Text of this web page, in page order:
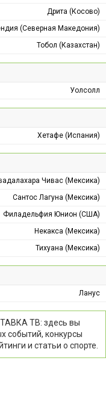
Дрита (Косово)
(Северная Македония)
Тобол (Казахстан)
Уолсолл
Хетафе (Испания)
Чивас (Мексика)
Сантос Лагуна (Мексика)
Филадельфия Юнион (США)
Некакса (Мексика)
Тихуана (Мексика)
Ланус
ТВ: здесь вы
событий, конкурсы
и статьи о спорте.